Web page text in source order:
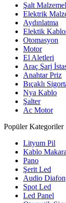
Şalt
Elektrik
Aydınlatma
Elektik
Otomasyon
Motor
El Aletleri
Araç Şarj
Anahtar Priz
Bıçaklı
Nya Kablo
Şalter
Ac Motor
Popüler Kategoriler
Lityum Pil
Kablo
Pano
Şerit Led
Audio Diafon
Spot Led
Led Panel